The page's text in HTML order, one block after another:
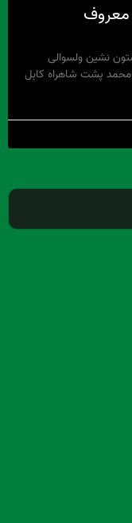
نشین ولسوالی
محمد پشت شاهراه کابل